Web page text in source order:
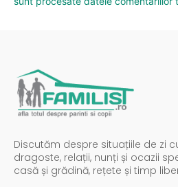
Discutăm despre situațiile de zi
dragoste, relații, nunți și ocazii
casă și grădină, rețete și timp